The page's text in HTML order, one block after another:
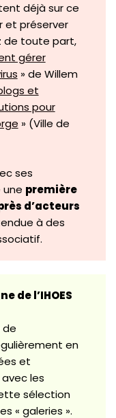
déjà sur ce
et préserver
de toute part,
gérer
» de Willem
et
pour
» (Ville de
ses
une première
d’acteurs
à des
de l’IHOES
de
en
et
les
sélection
« galeries ».